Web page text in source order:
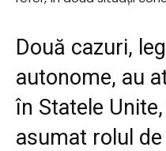
Două cazuri,
autonome, au
în Statele
asumat rolul